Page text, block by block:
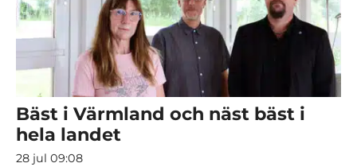
Bäst i Värmland och näst bäst i
hela landet
28 jul 09:08